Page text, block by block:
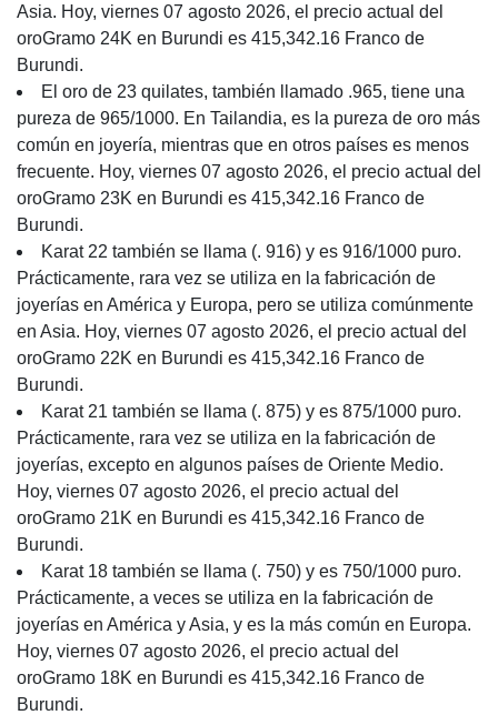
Asia. Hoy, viernes 07 agosto 2026, el precio actual del
oroGramo 24K en Burundi es 415,342.16 Franco de
Burundi.
El oro de 23 quilates, también llamado .965, tiene una
pureza de 965/1000. En Tailandia, es la pureza de oro más
común en joyería, mientras que en otros países es menos
frecuente. Hoy, viernes 07 agosto 2026, el precio actual del
oroGramo 23K en Burundi es 415,342.16 Franco de
Burundi.
Karat 22 también se llama (. 916) y es 916/1000 puro.
Prácticamente, rara vez se utiliza en la fabricación de
joyerías en América y Europa, pero se utiliza comúnmente
en Asia. Hoy, viernes 07 agosto 2026, el precio actual del
oroGramo 22K en Burundi es 415,342.16 Franco de
Burundi.
Karat 21 también se llama (. 875) y es 875/1000 puro.
Prácticamente, rara vez se utiliza en la fabricación de
joyerías, excepto en algunos países de Oriente Medio.
Hoy, viernes 07 agosto 2026, el precio actual del
oroGramo 21K en Burundi es 415,342.16 Franco de
Burundi.
Karat 18 también se llama (. 750) y es 750/1000 puro.
Prácticamente, a veces se utiliza en la fabricación de
joyerías en América y Asia, y es la más común en Europa.
Hoy, viernes 07 agosto 2026, el precio actual del
oroGramo 18K en Burundi es 415,342.16 Franco de
Burundi.